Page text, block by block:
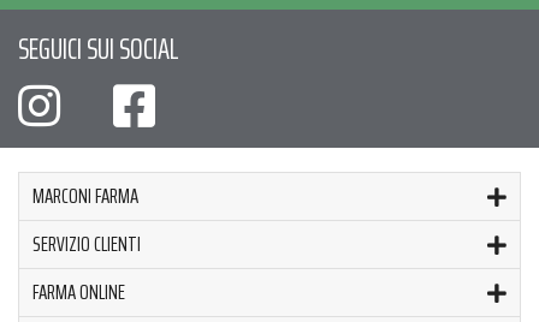
SEGUICI SUI SOCIAL
MARCONI FARMA
SERVIZIO CLIENTI
FARMA ONLINE